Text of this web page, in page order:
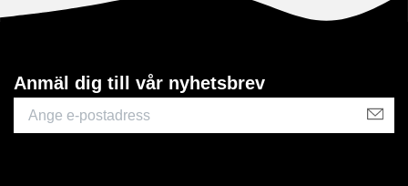
Anmäl dig till vår nyhetsbrev